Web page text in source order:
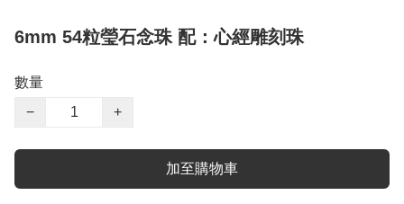
6mm 54粒瑩石念珠 配：心經雕刻珠
數量
−
+
加至購物車